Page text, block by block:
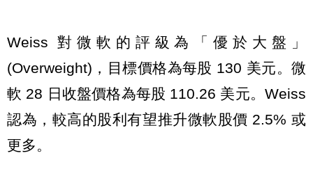
Weiss 對微軟的評級為「優於大盤」
(Overweight)，目標價格為每股 130 美元。微
軟 28 日收盤價格為每股 110.26 美元。Weiss
認為，較高的股利有望推升微軟股價 2.5% 或
更多。